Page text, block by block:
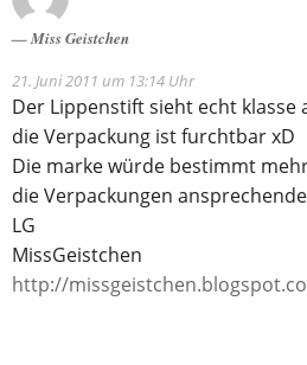
Miss Geistchen
21. Juni 2011 um 13:14 Uhr
Der Lippenstift sieht echt klasse
die Verpackung ist furchtbar xD
Die marke würde bestimmt
die Verpackungen
LG
MissGeistchen
http://